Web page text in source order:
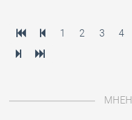
1 2 3 4